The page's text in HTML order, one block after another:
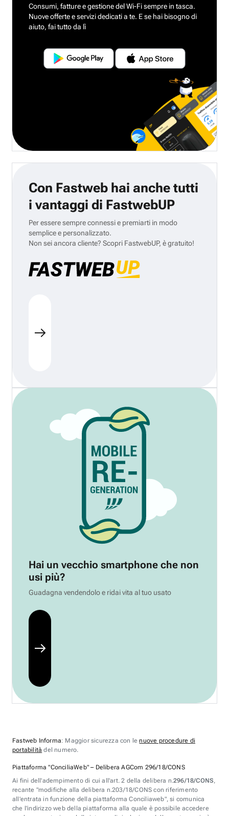
Consumi, fatture e gestione del Wi-Fi sempre in tasca.
Nuove offerte e servizi dedicati a te. E se hai bisogno di
aiuto, fai tutto da lì
Con Fastweb hai anche tutti
i vantaggi di FastwebUP
Per essere sempre connessi e premiarti in modo
semplice e personalizzato.
Non sei ancora cliente? Scopri FastwebUP, è gratuito!
Hai un vecchio smartphone che non
usi più?
Guadagna vendendolo e ridai vita al tuo usato
Fastweb Informa: Maggior sicurezza con lenuove procedure di
portabilità del numero.
Piattaforma "ConciliaWeb" – Delibera AGCom 296/18/CONS
Ai fini dell'adempimento di cui all'art. 2 della delibera n.296/18/CONS,
recante "modifiche alla delibera n.203/18/CONS con riferimento
all'entrata in funzione della piattaforma Conciliaweb", si comunica
che l'indirizzo web della piattaforma alla quale è possibile accedere